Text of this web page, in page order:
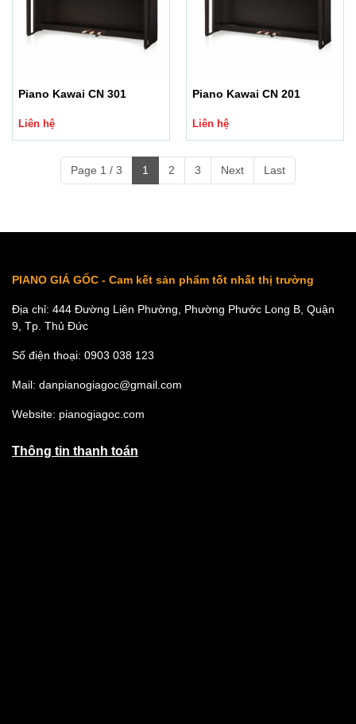
Piano Kawai CN 301
Liên hệ
Piano Kawai CN 201
Liên hệ
Page 1 / 3 1 2 3 Next Last
PIANO GIÁ GỐC - Cam kết sản phẩm tốt nhất thị trường
Địa chỉ: 444 Đường Liên Phường, Phường Phước Long B, Quận
9, Tp. Thủ Đức
Số điện thoại: 0903 038 123
Mail: danpianogiagoc@gmail.com
Website: pianogiagoc.com
Thông tin thanh toán